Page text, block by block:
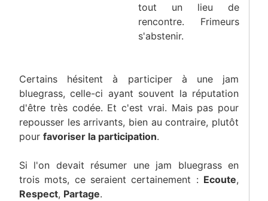
tout un lieu de
rencontre. Frimeurs
s'abstenir.
Certains hésitent à participer à une jam
bluegrass, celle-ci ayant souvent la réputation
d'être très codée. Et c'est vrai. Mais pas pour
repousser les arrivants, bien au contraire, plutôt
pour favoriser la participation.
Si l'on devait résumer une jam bluegrass en
trois mots, ce seraient certainement : Ecoute,
Respect, Partage.